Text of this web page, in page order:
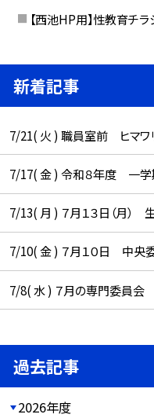
【西池HP用】性教育チラ
新着記事
7/21( 火 ) 職員室前 ヒマワ
7/17( 金 ) 令和８年度 一
7/13( 月 ) ７月１３日（月）
7/10( 金 ) ７月１０日 中央
7/8( 水 ) ７月の専門委員会
過去記事
2026年度